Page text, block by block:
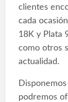
clientes
cada
18K y Plata
como otros
actualidad.
podremos